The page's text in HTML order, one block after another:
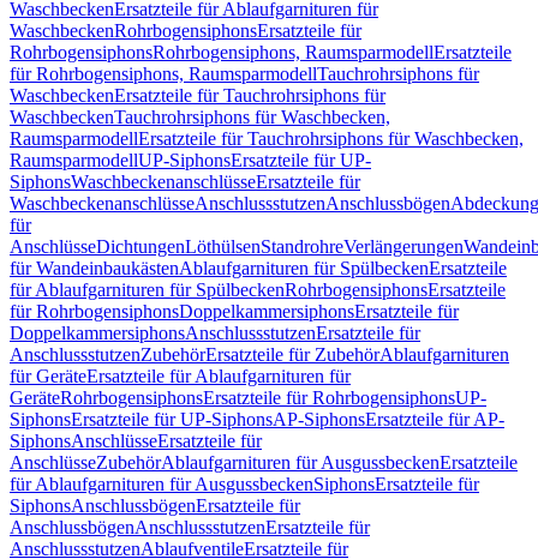
WaschbeckenErsatzteile für Ablaufgarnituren für
WaschbeckenRohrbogensiphonsErsatzteile für
RohrbogensiphonsRohrbogensiphons, RaumsparmodellErsatzteile
für Rohrbogensiphons, RaumsparmodellTauchrohrsiphons für
WaschbeckenErsatzteile für Tauchrohrsiphons für
WaschbeckenTauchrohrsiphons für Waschbecken,
RaumsparmodellErsatzteile für Tauchrohrsiphons für Waschbecken,
RaumsparmodellUP-SiphonsErsatzteile für UP-
SiphonsWaschbeckenanschlüsseErsatzteile für
WaschbeckenanschlüsseAnschlussstutzenAnschlussbögen
für
AnschlüsseDichtungenLöthülsenStandrohreVerlängerungen
für WandeinbaukästenAblaufgarnituren für SpülbeckenErsatzteile
für Ablaufgarnituren für SpülbeckenRohrbogensiphonsErsatzteile
für RohrbogensiphonsDoppelkammersiphonsErsatzteile für
DoppelkammersiphonsAnschlussstutzenErsatzteile für
AnschlussstutzenZubehörErsatzteile für ZubehörAblaufgarnituren
für GeräteErsatzteile für Ablaufgarnituren für
GeräteRohrbogensiphonsErsatzteile für RohrbogensiphonsUP-
SiphonsErsatzteile für UP-SiphonsAP-SiphonsErsatzteile für AP-
SiphonsAnschlüsseErsatzteile für
AnschlüsseZubehörAblaufgarnituren für AusgussbeckenErsatzteile
für Ablaufgarnituren für AusgussbeckenSiphonsErsatzteile für
SiphonsAnschlussbögenErsatzteile für
AnschlussbögenAnschlussstutzenErsatzteile für
AnschlussstutzenAblaufventileErsatzteile für